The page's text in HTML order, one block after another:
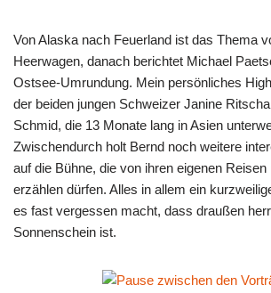
Von Alaska nach Feuerland ist das Thema
Heerwagen, danach berichtet Michael
Ostsee-Umrundung. Mein persönliches
der beiden jungen Schweizer Janine
Schmid, die 13 Monate lang in Asien
Zwischendurch holt Bernd noch weitere
auf die Bühne, die von ihren eigenen Reisen
erzählen dürfen. Alles in allem ein
es fast vergessen macht, dass draußen
Sonnenschein ist.